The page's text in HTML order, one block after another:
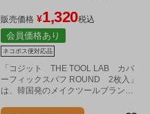
販売価格 ¥1,320税込
会員価格あり
ネコポス便対応品
「コジット THE TOOL LAB カバ
ーフィックスパフ ROUND 2枚入」
は、韓国発のメイクツールブランド